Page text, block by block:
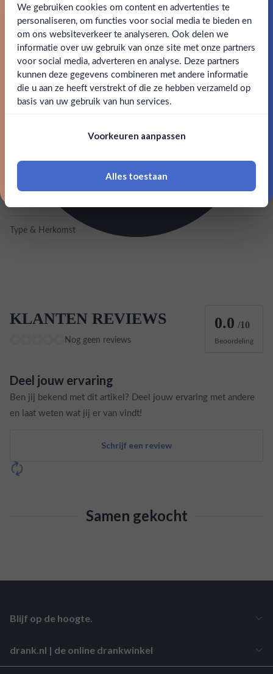
Ben jij 18 jaar of ouder?
Ja Nee
18 jaar of ouder zijn
SPECIFICATIES
Alcohol 40.00%
Merk Bushmills
Ierland
Type & Herkomst
KLANTEN REVIEWS
Nog geen reviews
0.0 /10
Beoordeling
Deel jouw ervaring
Ben jij bekend met dit artikel? Deel jouw ervaring met andere
en laat weten wat jij er van vindt!
Schrijf een review
Samen gekocht
drank.nl | de online drankwinkel
Blijf op de hoogte.
We gebruiken cookies om content en advertenties te
personaliseren, om functies voor social media te bieden en
om ons websiteverkeer te analyseren. Ook delen we
informatie over uw gebruik van onze site met onze partners
voor social media, adverteren en analyse. Deze partners
kunnen deze gegevens combineren met andere informatie
die u aan ze heeft verstrekt of die ze hebben verzameld op
basis van uw gebruik van hun services.
Voorkeuren aanpassen
Alles toestaan
Schrijf je in en ontvang direct 5% korting op je eerste
bestelling.
Email
Claim mijn korting